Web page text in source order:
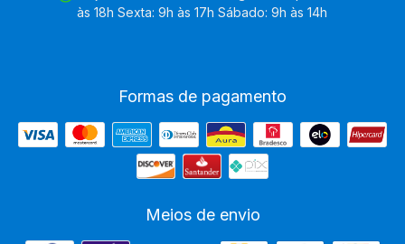
às 18h Sexta: 9h às 17h Sábado: 9h às 14h
Formas de pagamento
Meios de envio